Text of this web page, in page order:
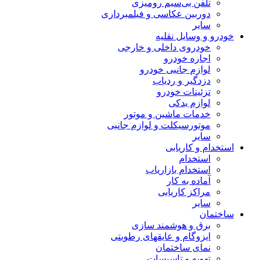
تلفن بی‌سیم رومیزی
دوربین عکاسی و فیلمبرداری
سایر
خودرو و وسایل نقلیه
خودروی داخلی و خارجی
اجاره خودرو
لوازم جانبی خودرو
دزدگیر و ردیاب
تزئینات خودرو
لوازم یدکی
خدمات ماشین و موتور
موتورسیکلت و لوازم جانبی
سایر
استخدام و کاریابی
استخدام
استخدام بازاریاب
آماده به کار
مراکز کاریابی
سایر
ساختمان
برق و هوشمند سازی
ایزوگام و عایقهای رطوبتی
نمای ساختمان